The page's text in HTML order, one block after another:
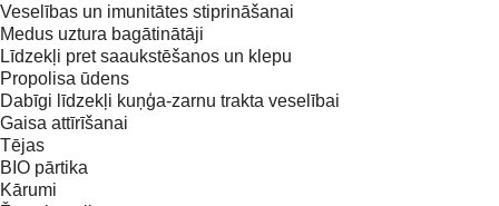
Veselības un imunitātes stiprināšanai
Medus uztura bagātinātāji
Līdzekļi pret saaukstēšanos un klepu
Propolisa ūdens
Dabīgi līdzekļi kuņģa-zarnu trakta veselībai
Gaisa attīrīšanai
Tējas
BIO pārtika
Kārumi